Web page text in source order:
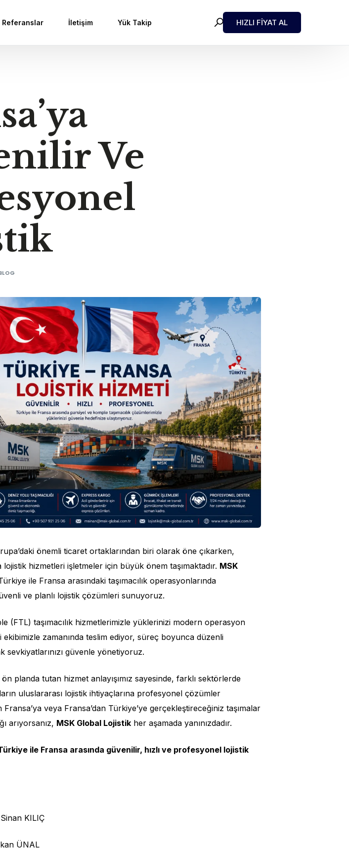
İhracat
İçi Nakliye Hizmetleri
Referanslar İletişim Yük Takip HIZLI FİYAT AL
Ve
önemli ticaret ortaklarından biri olarak öne çıkarken,
lojistik hizmetleri işletmeler için büyük önem taşımaktadır. MSK
ile Fransa arasındaki taşımacılık operasyonlarında
ve planlı lojistik çözümleri sunuyoruz.
(FTL) taşımacılık hizmetlerimizle yüklerinizi modern operasyon
ekibimizle zamanında teslim ediyor, süreç boyunca düzenli
sevkiyatlarınızı güvenle yönetiyoruz.
planda tutan hizmet anlayışımız sayesinde, farklı sektörlerde
uluslararası lojistik ihtiyaçlarına profesyonel çözümler
veya Fransa’dan Türkiye’ye gerçekleştireceğiniz taşımalar
arıyorsanız, MSK Global Lojistikher aşamada yanınızdadır.
ile Fransa arasında güvenilir, hızlı ve profesyonel lojistik
KILIÇ
ÜNAL